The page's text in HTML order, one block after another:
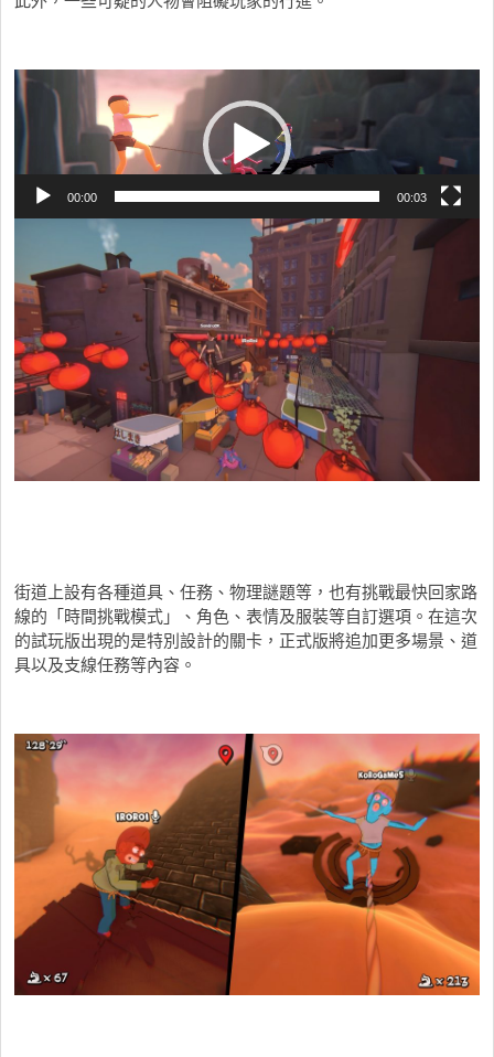
視
訊
器
00:00 00:03
街道上設有各種道具、任務、物理謎題等，也有挑戰最快回家路
線的「時間挑戰模式」、角色、表情及服裝等自訂選項。在這次
的試玩版出現的是特別設計的關卡，正式版將追加更多場景、道
具以及支線任務等內容。